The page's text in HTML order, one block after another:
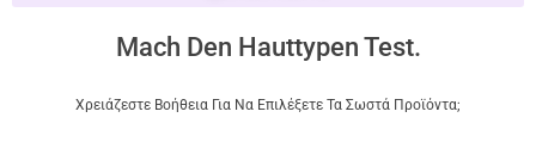
Mach Den Hauttypen Test.
Χρειάζεστε Βοήθεια Για Να Επιλέξετε Τα Σωστά Προϊόντα;